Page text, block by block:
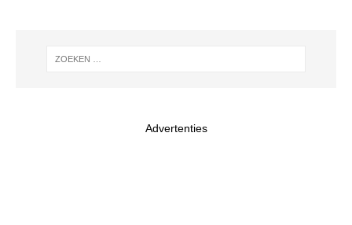
Advertenties